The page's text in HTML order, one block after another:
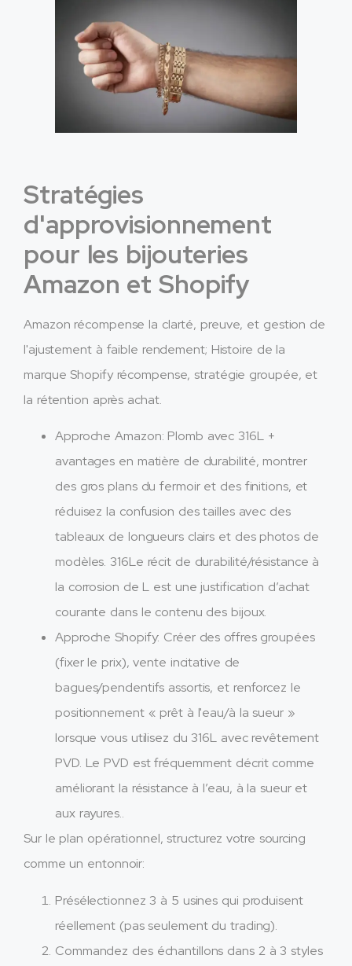
Stratégies
d'approvisionnement
pour les bijouteries
Amazon et Shopify
Amazon récompense la clarté, preuve, et gestion de
l'ajustement à faible rendement; Histoire de la
marque Shopify récompense, stratégie groupée, et
la rétention après achat.
Approche Amazon: Plomb avec 316L +
avantages en matière de durabilité, montrer
des gros plans du fermoir et des finitions, et
réduisez la confusion des tailles avec des
tableaux de longueurs clairs et des photos de
modèles. 316Le récit de durabilité/résistance à
la corrosion de L est une justification d’achat
courante dans le contenu des bijoux.
Approche Shopify: Créer des offres groupées
(fixer le prix), vente incitative de
bagues/pendentifs assortis, et renforcez le
positionnement « prêt à l'eau/à la sueur »
lorsque vous utilisez du 316L avec revêtement
PVD. Le PVD est fréquemment décrit comme
améliorant la résistance à l’eau, à la sueur et
aux rayures..
Sur le plan opérationnel, structurez votre sourcing
comme un entonnoir:
Présélectionnez 3 à 5 usines qui produisent
réellement (pas seulement du trading).​
Commandez des échantillons dans 2 à 3 styles